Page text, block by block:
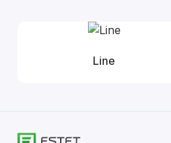
Line